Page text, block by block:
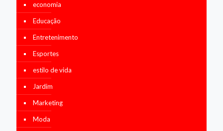
economia
Educação
Entretenimento
Esportes
estilo de vida
Jardim
Marketing
Moda